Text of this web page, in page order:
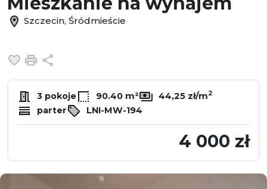
Szczecin, Śródmieście
Dodaj do ulubionych
Drukuj
3 pokoje 90.40 m² 44,25 zł/m2
parter LNI-MW-194
4 000 zł